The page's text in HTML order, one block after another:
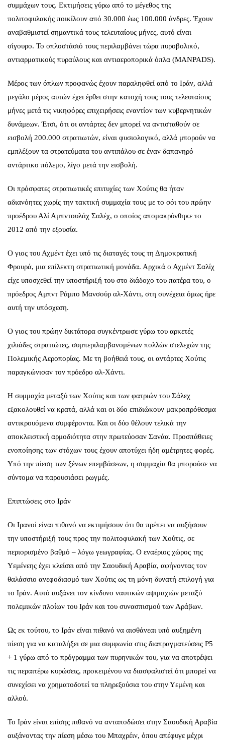
συμμάχων τους. Εκτιμήσεις γύρω από το μέγεθος της
πολιτοφυλακής ποικίλουν από 30.000 έως 100.000 άνδρες. Έχουν
αναβαθμιστεί σημαντικά τους τελευταίους μήνες, αυτό είναι
σίγουρο. Το οπλοστάσιό τους περιλαμβάνει τώρα πυροβολικό,
αντιαρματικούς πυραύλους και αντιαεροπορικά όπλα (MANPADS).
Μέρος των όπλων προφανώς έχουν παραληφθεί από το Ιράν, αλλά
μεγάλο μέρος αυτών έχει έρθει στην κατοχή τους τους τελευταίους
μήνες μετά τις νικηφόρες επιχειρήσεις εναντίον των κυβερνητικών
δυνάμεων. Έτσι, ότι οι αντάρτες δεν μπορεί να αντισταθούν σε
εισβολή 200.000 στρατιωτών, είναι φυσιολογικό, αλλά μπορούν να
εμπλέξουν τα στρατεύματα του αντιπάλου σε έναν δαπανηρό
αντάρτικο πόλεμο, λίγο μετά την εισβολή.
Οι πρόσφατες στρατιωτικές επιτυχίες των Χούτις θα ήταν
αδιανόητες χωρίς την τακτική συμμαχία τους με το σόι του πρώην
προέδρου Αλί Αμπντουλάχ Σαλέχ, ο οποίος απομακρύνθηκε το
2012 από την εξουσία.
Ο γιος του Αχμέντ έχει υπό τις διαταγές τους τη Δημοκρατική
Φρουρά, μια επίλεκτη στρατιωτική μονάδα. Αρχικά ο Αχμέντ Σαλίχ
είχε υποσχεθεί την υποστήριξή του στο διάδοχο του πατέρα του, ο
πρόεδρος Αμπντ Ράμπο Μανσούρ αλ-Χάντι, στη συνέχεια όμως ήρε
αυτή την υπόσχεση.
Ο γιος του πρώην δικτάτορα συγκέντρωσε γύρω του αρκετές
χιλιάδες στρατιώτες, συμπεριλαμβανομένων πολλών στελεχών της
Πολεμικής Αεροπορίας. Με τη βοήθειά τους, οι αντάρτες Χούτις
παραγκώνισαν τον πρόεδρο αλ-Χάντι.
Η συμμαχία μεταξύ των Χούτις και των φατριών του Σάλεχ
εξακολουθεί να κρατά, αλλά και οι δύο επιδιώκουν μακροπρόθεσμα
αντικρουόμενα συμφέροντα. Και οι δύο θέλουν τελικά την
αποκλειστική αρμοδιότητα στην πρωτεύοσαν Σανάα. Προσπάθειες
ενοποίησης των στόχων τους έχουν αποτύχει ήδη αμέτρητες φορές.
Υπό την πίεση των ξένων επεμβάσεων, η συμμαχία θα μπορούσε να
σύντομα να παρουσιάσει ρωγμές.
Επιπτώσεις στο Ιράν
Οι Ιρανοί είναι πιθανό να εκτιμήσουν ότι θα πρέπει να αυξήσουν
την υποστήριξή τους προς την πολιτοφυλακή των Χούτις, σε
περιορισμένο βαθμό – λόγω γεωγραφίας. Ο εναέριος χώρος της
Υεμένεης έχει κλείσει από την Σαουδική Αραβία, αφήνοντας τον
θαλάσσιο ανεφοδιασμό των Χούτις ως τη μόνη δυνατή επιλογή για
το Ιράν. Αυτό αυξάνει τον κίνδυνο ναυτικών αψιμαχιών μεταξύ
πολεμικών πλοίων του Ιράν και του συνασπισμού των Αράβων.
Ως εκ τούτου, το Ιράν είναι πιθανό να αισθάνεαι υπό αυξημένη
πίεση για να καταλήξει σε μια συμφωνία στις διαπραγματεύσεις P5
+ 1 γύρω από το πρόγραμμα των πυρηνικών του, για να αποτρέψει
τις περαιτέρω κυρώσεις, προκειμένου να διασφαλιστεί ότι μπορεί να
συνεχίσει να χρηματοδοτεί τα πληρεξούσια του στην Υεμένη και
αλλού.
Το Ιράν είναι επίσης πιθανό να ανταποδώσει στην Σαουδική Αραβία
αυξάνοντας την πίεση μέσω του Μπαχρέιν, όπου απέφυγε μέχρι